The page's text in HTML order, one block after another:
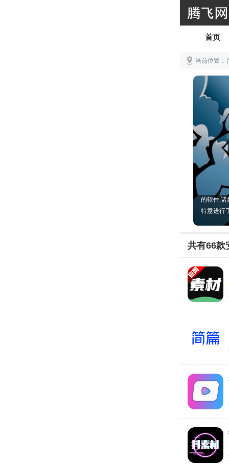
首页
当前位置：
的软件,诸
特意进行
共有66款